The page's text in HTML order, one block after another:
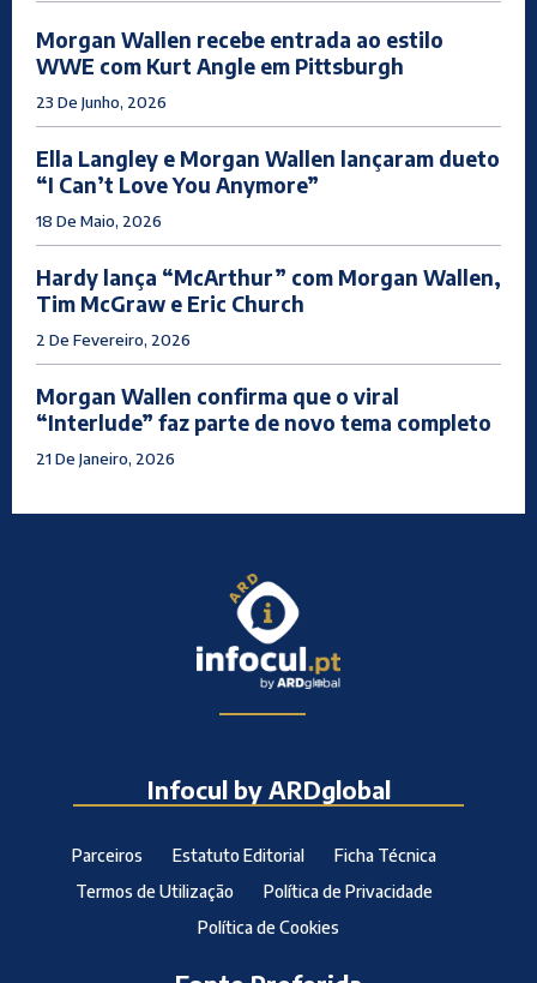
Morgan Wallen recebe entrada ao estilo
WWE com Kurt Angle em Pittsburgh
23 De Junho, 2026
Ella Langley e Morgan Wallen lançaram dueto
“I Can’t Love You Anymore”
18 De Maio, 2026
Hardy lança “McArthur” com Morgan Wallen,
Tim McGraw e Eric Church
2 De Fevereiro, 2026
Morgan Wallen confirma que o viral
“Interlude” faz parte de novo tema completo
21 De Janeiro, 2026
Infocul by ARDglobal
Parceiros Estatuto Editorial
Ficha Técnica
Termos de Utilização
Política de Privacidade
Política de Cookies